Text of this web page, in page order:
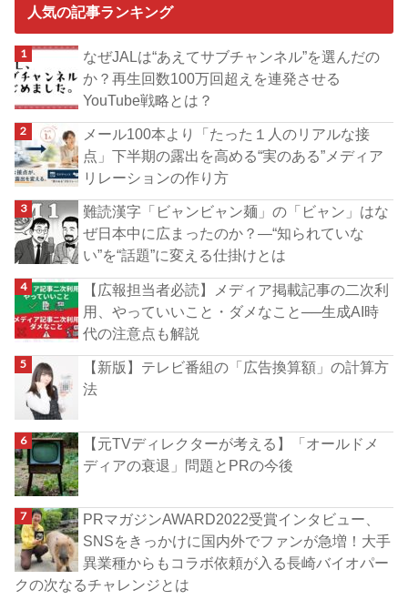
人気の記事ランキング
なぜJALは“あえてサブチャンネル”を選んだの
か？再生回数100万回超えを連発させる
YouTube戦略とは？
メール100本より「たった１人のリアルな接
点」下半期の露出を高める“実のある”メディア
リレーションの作り方
難読漢字「ビャンビャン麺」の「ビャン」はな
ぜ日本中に広まったのか？―“知られていな
い”を“話題”に変える仕掛けとは
【広報担当者必読】メディア掲載記事の二次利
用、やっていいこと・ダメなこと──生成AI時
代の注意点も解説
【新版】テレビ番組の「広告換算額」の計算方
法
【元TVディレクターが考える】「オールドメ
ディアの衰退」問題とPRの今後
PRマガジンAWARD2022受賞インタビュー、
SNSをきっかけに国内外でファンが急増！大手
異業種からもコラボ依頼が入る長崎バイオパー
クの次なるチャレンジとは